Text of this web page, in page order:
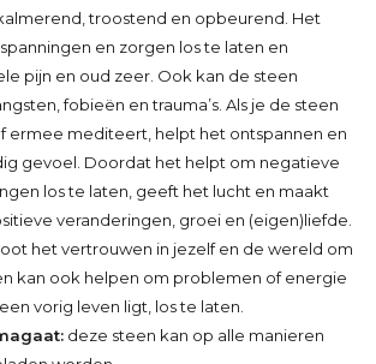
troostend en opbeurend. Het
en zorgen los te laten en
pijn en oud zeer. Ook kan de steen
fobieën en trauma’s. Als je de steen
ermee mediteert, helpt het ontspannen en
gevoel. Doordat het helpt om negatieve
los te laten, geeft het lucht en maakt
veranderingen, groei en (eigen)liefde.
het vertrouwen in jezelf en de wereld om
kan ook helpen om problemen of energie
vorig leven ligt, los te laten.
deze steen kan op alle manieren